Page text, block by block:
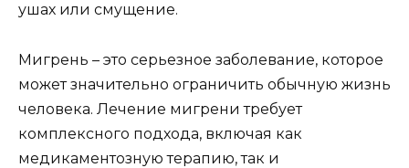
ушах или смущение.
Мигрень – это серьезное заболевание, которое
может значительно ограничить обычную жизнь
человека. Лечение мигрени требует
комплексного подхода, включая как
медикаментозную терапию, так и